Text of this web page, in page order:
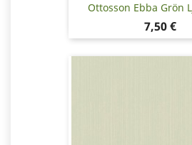
Ottosson Ebba Grön
Hinta
7,50 €